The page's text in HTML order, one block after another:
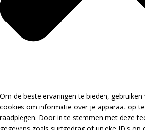
Om de beste ervaringen te bieden,
cookies om informatie over je apparaat op
raadplegen. Door in te stemmen met deze
gegevens zoals surfgedrag of unieke ID's op